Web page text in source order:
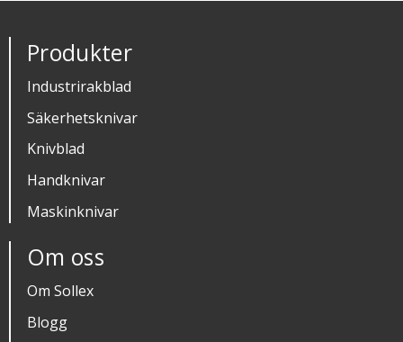
Produkter
Industrirakblad
Säkerhetsknivar
Knivblad
Handknivar
Maskinknivar
Om oss
Om Sollex
Blogg